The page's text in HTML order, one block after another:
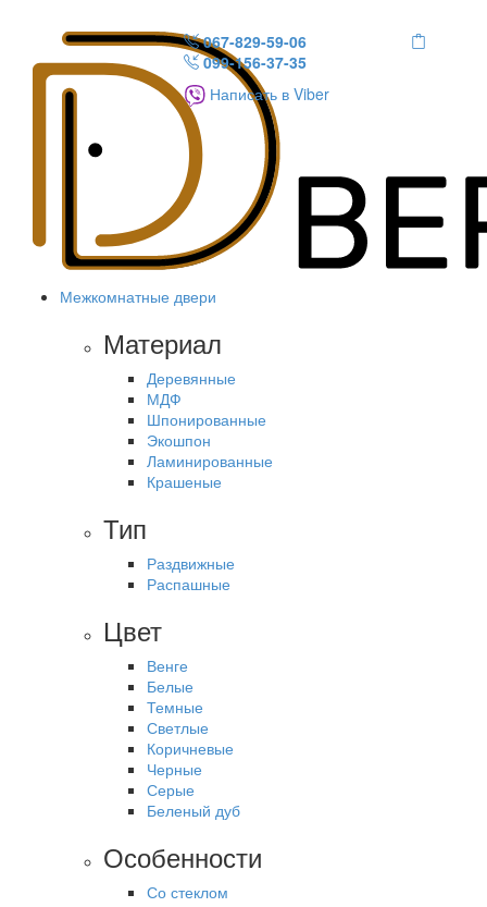
067-829-59-06
099-156-37-35
Написать в Viber
Межкомнатные двери
Материал
Деревянные
МДФ
Шпонированные
Экошпон
Ламинированные
Крашеные
Тип
Раздвижные
Распашные
Цвет
Венге
Белые
Темные
Светлые
Коричневые
Черные
Серые
Беленый дуб
Особенности
Со стеклом